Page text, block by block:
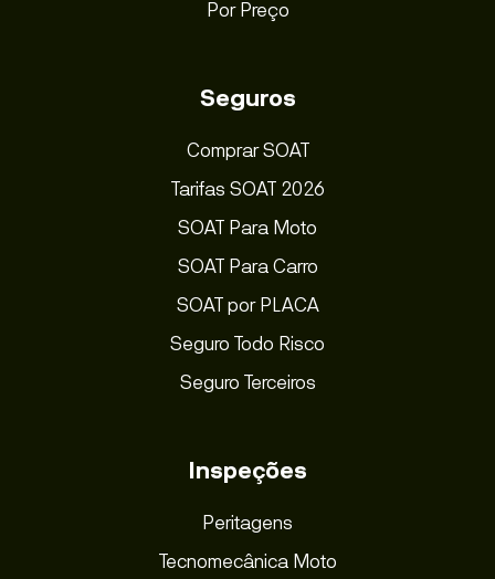
Por Preço
Seguros
Comprar SOAT
Tarifas SOAT 2026
SOAT Para Moto
SOAT Para Carro
SOAT por PLACA
Seguro Todo Risco
Seguro Terceiros
Inspeções
Peritagens
Tecnomecânica Moto